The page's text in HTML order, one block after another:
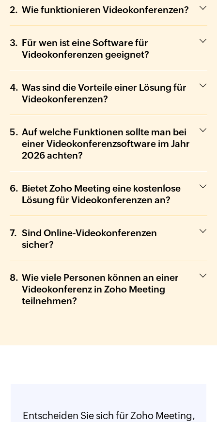
Wie funktionieren Videokonferenzen?
Für wen ist eine Software für
Videokonferenzen geeignet?
Was sind die Vorteile einer Lösung für
Videokonferenzen?
Auf welche Funktionen sollte man bei
einer Videokonferenzsoftware im Jahr
2026 achten?
Bietet Zoho Meeting eine kostenlose
Lösung für Videokonferenzen an?
Sind Online-Videokonferenzen
sicher?
Wie viele Personen können an einer
Videokonferenz in Zoho Meeting
teilnehmen?
Entscheiden Sie sich für Zoho Meeting,